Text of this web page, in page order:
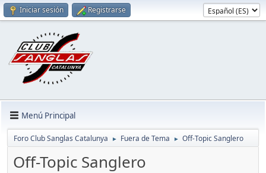
Iniciar sesión Registrarse
Menú Principal
Foro Club Sanglas Catalunya ► Fuera de Tema ► Off-Topic Sanglero
Off-Topic Sanglero